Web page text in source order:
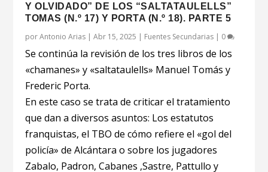
Y OLVIDADO” DE LOS “SALTATAULELLS”
TOMAS (N.º 17) Y PORTA (N.º 18). PARTE 5
porAntonio Arias |Abr 15, 2025 | Fuentes Secundarias | 0
Se continúa la revisión de los tres libros de los
«chamanes» y «saltataulells» Manuel Tomás y
Frederic Porta.
En este caso se trata de criticar el tratamiento
que dan a diversos asuntos: Los estatutos
franquistas, el TBO de cómo refiere el «gol del
policía» de Alcántara o sobre los jugadores
Zabalo, Padron, Cabanes ,Sastre, Pattullo y